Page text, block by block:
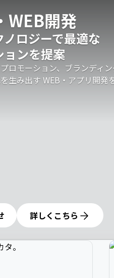
WEB開発
ロジーで最適な
ョンを提案
ロモーション、ブランディン
生み出す WEB・アプリ開発
詳しくこちら